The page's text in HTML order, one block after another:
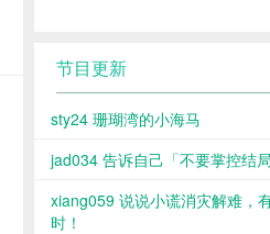
节目更新
sty24 珊瑚湾的小海马
jad034 告诉自己「不要掌控结
xiang059 说说小谎消灾解难，
时！